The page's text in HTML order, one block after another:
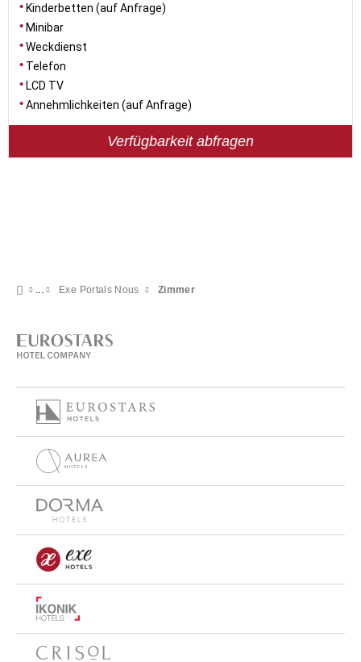
Kinderbetten (auf Anfrage)
Minibar
Weckdienst
Telefon
LCD TV
Annehmlichkeiten (auf Anfrage)
Verfügbarkeit abfragen
Exe Portals Nous Zimmer